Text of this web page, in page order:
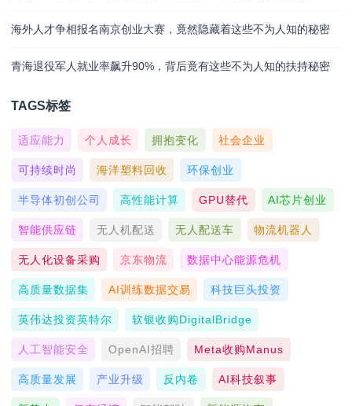
海外人才争相报名南京创业大赛，竟然隐藏着这些不为人知的秘密
青海退役军人就业率飙升90%，背后竟有这些不为人知的扶持秘密
TAGS标签
适应能力 个人成长 拥抱变化 社会企业
可持续时尚 海洋塑料回收 环保创业
半导体初创公司 高性能计算 GPU替代 AI芯片创业
智能供应链 无人机配送 无人配送车 物流机器人
无人化设备采购 京东物流 数据中心能源危机
高质量数据集 AI训练数据交易 科技巨头投资
英伟达投资英特尔 软银收购DigitalBridge
人工智能安全 OpenAI招聘 Meta收购Manus
高质量发展 产业升级 反内卷 AI科技叙事